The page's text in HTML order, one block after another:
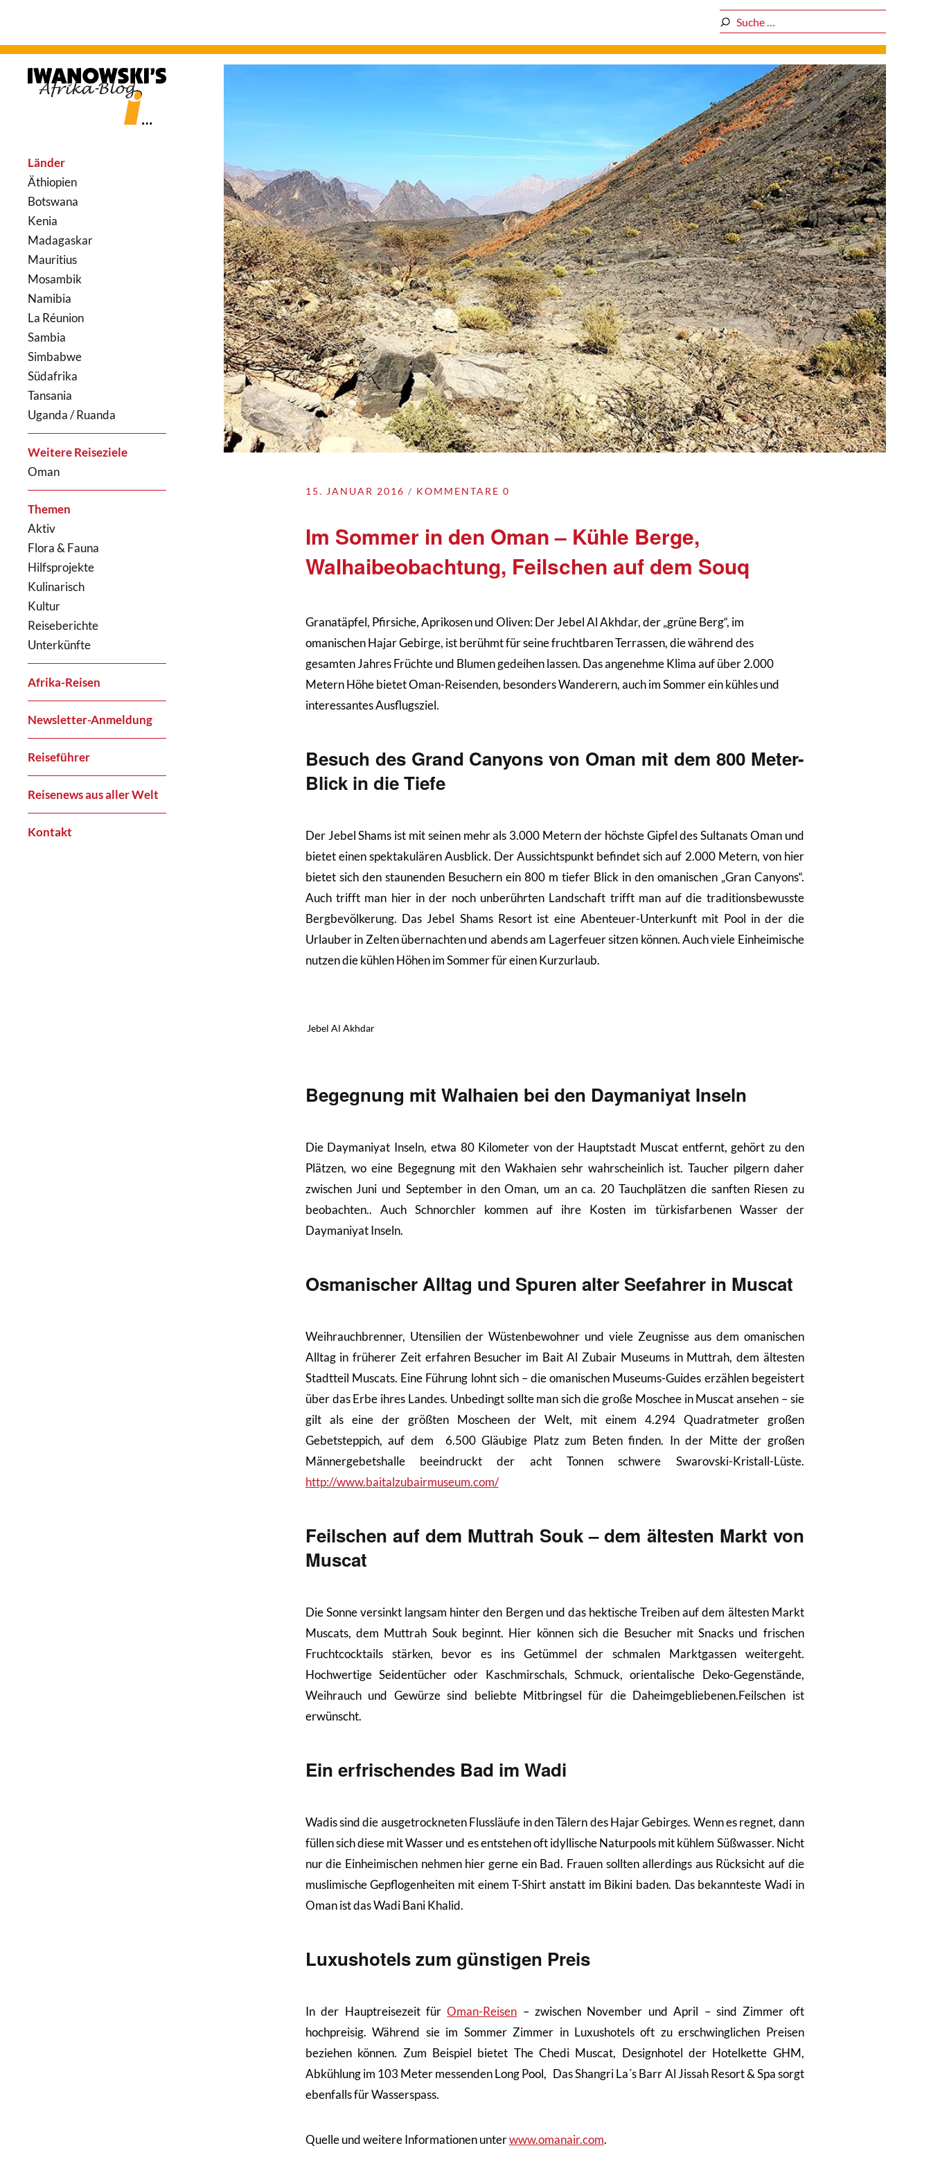
Länder
Äthiopien
Botswana
Kenia
Madagaskar
Mauritius
Mosambik
Namibia
La Réunion
Sambia
Simbabwe
Südafrika
Tansania
Uganda / Ruanda
Weitere Reiseziele
Oman
Themen
Aktiv
Flora & Fauna
Hilfsprojekte
Kulinarisch
Kultur
Reiseberichte
Unterkünfte
Afrika-Reisen
Newsletter-Anmeldung
Reiseführer
Reisenews aus aller Welt
Kontakt
15. JANUAR 2016 KOMMENTARE 0
Im Sommer in den Oman – Kühle Berge,
Walhaibeobachtung, Feilschen auf dem Souq
Granatäpfel, Pfirsiche, Aprikosen und Oliven: Der Jebel Al Akhdar, der „grüne Berg“, im
omanischen Hajar Gebirge, ist berühmt für seine fruchtbaren Terrassen, die während des
gesamten Jahres Früchte und Blumen gedeihen lassen. Das angenehme Klima auf über 2.000
Metern Höhe bietet Oman-Reisenden, besonders Wanderern, auch im Sommer ein kühles und
interessantes Ausflugsziel.
Besuch des Grand Canyons von Oman mit dem 800 Meter-
Blick in die Tiefe
Der Jebel Shams ist mit seinen mehr als 3.000 Metern der höchste Gipfel des Sultanats Oman und
bietet einen spektakulären Ausblick. Der Aussichtspunkt befindet sich auf 2.000 Metern, von hier
bietet sich den staunenden Besuchern ein 800 m tiefer Blick in den omanischen „Gran Canyons“.
Auch trifft man hier in der noch unberührten Landschaft trifft man auf die traditionsbewusste
Bergbevölkerung. Das Jebel Shams Resort ist eine Abenteuer-Unterkunft mit Pool in der die
Urlauber in Zelten übernachten und abends am Lagerfeuer sitzen können. Auch viele Einheimische
nutzen die kühlen Höhen im Sommer für einen Kurzurlaub.
Jebel Al Akhdar
Begegnung mit Walhaien bei den Daymaniyat Inseln
Die Daymaniyat Inseln, etwa 80 Kilometer von der Hauptstadt Muscat entfernt, gehört zu den
Plätzen, wo eine Begegnung mit den Wakhaien sehr wahrscheinlich ist. Taucher pilgern daher
zwischen Juni und September in den Oman, um an ca. 20 Tauchplätzen die sanften Riesen zu
beobachten.. Auch Schnorchler kommen auf ihre Kosten im türkisfarbenen Wasser der
Daymaniyat Inseln.
Osmanischer Alltag und Spuren alter Seefahrer in Muscat
Weihrauchbrenner, Utensilien der Wüstenbewohner und viele Zeugnisse aus dem omanischen
Alltag in früherer Zeit erfahren Besucher im Bait Al Zubair Museums in Muttrah, dem ältesten
Stadtteil Muscats. Eine Führung lohnt sich – die omanischen Museums-Guides erzählen begeistert
über das Erbe ihres Landes. Unbedingt sollte man sich die große Moschee in Muscat ansehen – sie
gilt als eine der größten Moscheen der Welt, mit einem 4.294 Quadratmeter großen
Gebetsteppich, auf dem 6.500 Gläubige Platz zum Beten finden. In der Mitte der großen
Männergebetshalle beeindruckt der acht Tonnen schwere Swarovski-Kristall-Lüste.
http://www.baitalzubairmuseum.com/
Feilschen auf dem Muttrah Souk – dem ältesten Markt von
Muscat
Die Sonne versinkt langsam hinter den Bergen und das hektische Treiben auf dem ältesten Markt
Muscats, dem Muttrah Souk beginnt. Hier können sich die Besucher mit Snacks und frischen
Fruchtcocktails stärken, bevor es ins Getümmel der schmalen Marktgassen weitergeht.
Hochwertige Seidentücher oder Kaschmirschals, Schmuck, orientalische Deko-Gegenstände,
Weihrauch und Gewürze sind beliebte Mitbringsel für die Daheimgebliebenen.Feilschen ist
erwünscht.
Ein erfrischendes Bad im Wadi
Wadis sind die ausgetrockneten Flussläufe in den Tälern des Hajar Gebirges. Wenn es regnet, dann
füllen sich diese mit Wasser und es entstehen oft idyllische Naturpools mit kühlem Süßwasser. Nicht
nur die Einheimischen nehmen hier gerne ein Bad. Frauen sollten allerdings aus Rücksicht auf die
muslimische Gepflogenheiten mit einem T-Shirt anstatt im Bikini baden. Das bekannteste Wadi in
Oman ist das Wadi Bani Khalid.
Luxushotels zum günstigen Preis
In der Hauptreisezeit fürOman-Reisen – zwischen November und April – sind Zimmer oft
hochpreisig. Während sie im Sommer Zimmer in Luxushotels oft zu erschwinglichen Preisen
beziehen können. Zum Beispiel bietet The Chedi Muscat, Designhotel der Hotelkette GHM,
Abkühlung im 103 Meter messenden Long Pool, Das Shangri La´s Barr Al Jissah Resort & Spa sorgt
ebenfalls für Wasserspass.
Quelle und weitere Informationen unterwww.omanair.com.